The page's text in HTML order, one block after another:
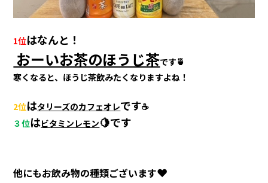
1位はなんと！
おーいお茶のほうじ茶です🍵
寒くなると、ほうじ茶飲みたくなりますよね！
2位はタリーズのカフェオレです☕
３位はビタミンレモン🍋です
他にもお飲み物の種類ございます❤